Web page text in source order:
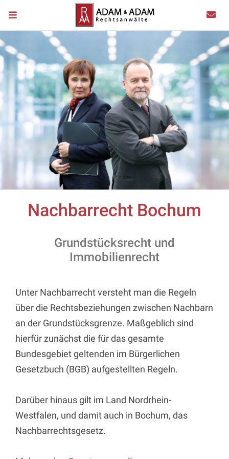
Nachbarrecht Bochum
Grundstücksrecht und
Immobilienrecht
Unter Nachbarrecht versteht man die Regeln
über die Rechtsbeziehungen zwischen Nachbarn
an der Grundstücksgrenze. Maßgeblich sind
hierfür zunächst die für das gesamte
Bundesgebiet geltenden im Bürgerlichen
Gesetzbuch (BGB) aufgestellten Regeln.
Darüber hinaus gilt im Land Nordrhein-
Westfalen, und damit auch in Bochum, das
Nachbarrechtsgesetz.